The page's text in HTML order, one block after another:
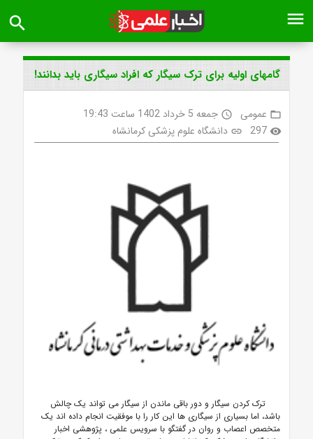
menu
search
گامهای اولیه برای ترک سیگار که افراد سیگاری باید بدانند!
folder_open عمومی access_time جمعه 5 خرداد 1402 ساعت 19:43
visibility
297
link دانشگاه علوم پزشکی کرمانشاه
ترک کردن سیگار و دور باقی ماندن از سیگار می تواند یک چالش
باشد، اما بسیاری از سیگاری ها این کار را با موفقیت انجام داده اند یک
متخصص اعصاب و روان در گفتگو با سرویس علمی ، پژوهشی اخبار